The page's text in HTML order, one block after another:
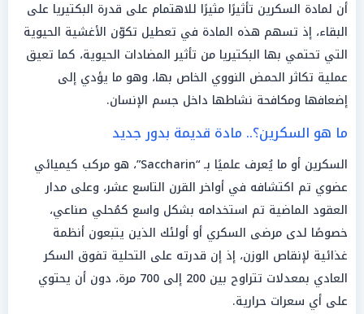
أن لمادة السكرين تأثيرًا مثيرًا للاهتمام على قدرة البكتيريا على
البقاء، إذ تسهم هذه المادة في تعطيل تكوّن الأغشية الحيوية
التي تحتمي بها البكتيريا من تأثير المضادات الحيوية، كما تعيق
عملية تكاثر الحمض النووي الخاص بها، وهو ما يؤدي إلى
إضعافها ومكافحة نشاطها داخل جسم الإنسان.
ما هو السكرين؟.. مادة قديمة بدور جديد
السكرين أو ما يُعرف علميًا بـ “Saccharin”، هو مركب كيميائي
عضوي تم اكتشافه في أواخر القرن التاسع عشر، وعلى مدار
العقود الماضية تم استخدامه بشكل واسع كمُحلي صناعي،
خصوصًا لدى مرضى السكري أو أولئك الذين يتبعون أنظمة
غذائية لإنقاص الوزن، إذ إن قدرته على التحلية تفوق السكر
العادي بمعدلات تتراوح بين 200 إلى 700 مرة، دون أن يحتوي
على أي سعرات حرارية.